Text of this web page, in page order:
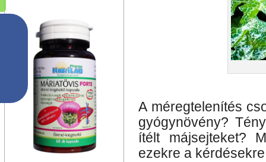
A méregtelenítés
gyógynövény?
ítélt májsejteket?
ezekre a